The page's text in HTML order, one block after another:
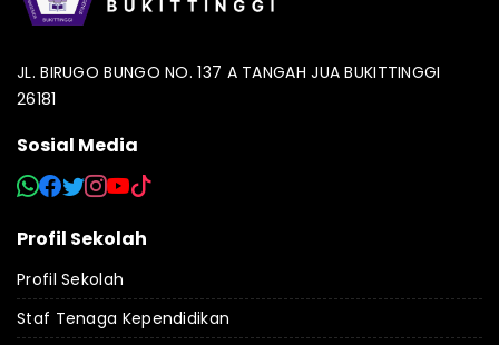
JL. BIRUGO BUNGO NO. 137 A TANGAH JUA BUKITTINGGI
26181
Sosial Media
Profil Sekolah
Profil Sekolah
Staf Tenaga Kependidikan